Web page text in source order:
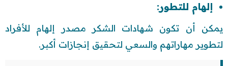
إلهام للتطور:
يمكن أن تكون شهادات الشكر مصدر إلهام للأفراد
لتطوير مهاراتهم والسعي لتحقيق إنجازات أكبر.